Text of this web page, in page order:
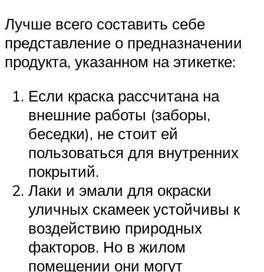
Лучше всего составить себе
представление о предназначении
продукта, указанном на этикетке:
Если краска рассчитана на
внешние работы (заборы,
беседки), не стоит ей
пользоваться для внутренних
покрытий.
Лаки и эмали для окраски
уличных скамеек устойчивы к
воздействию природных
факторов. Но в жилом
помещении они могут